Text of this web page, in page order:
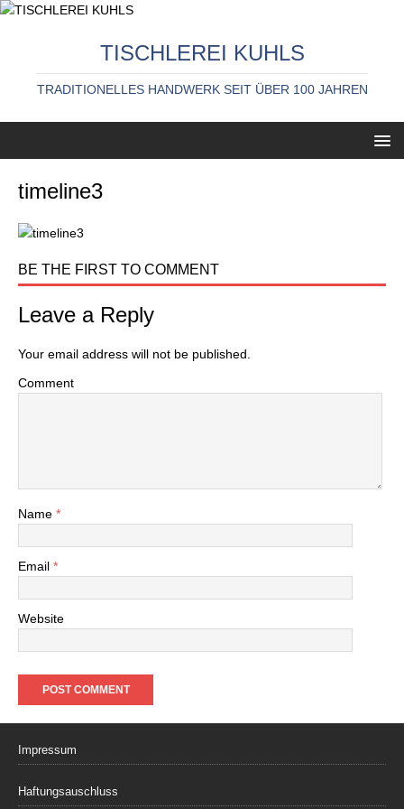
TISCHLEREI KUHLS
TRADITIONELLES HANDWERK SEIT ÜBER 100 JAHREN
timeline3
BE THE FIRST TO COMMENT
Leave a Reply
Your email address will not be published.
Comment
Name *
Email *
Website
Impressum
Haftungsauschluss